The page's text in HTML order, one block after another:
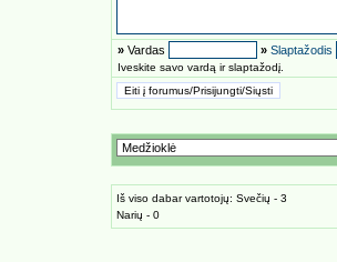
» Vardas » Slaptažodis
Iveskite savo vardą ir slaptažodį.
Iš viso dabar vartotojų: Svečių - 3
Narių - 0